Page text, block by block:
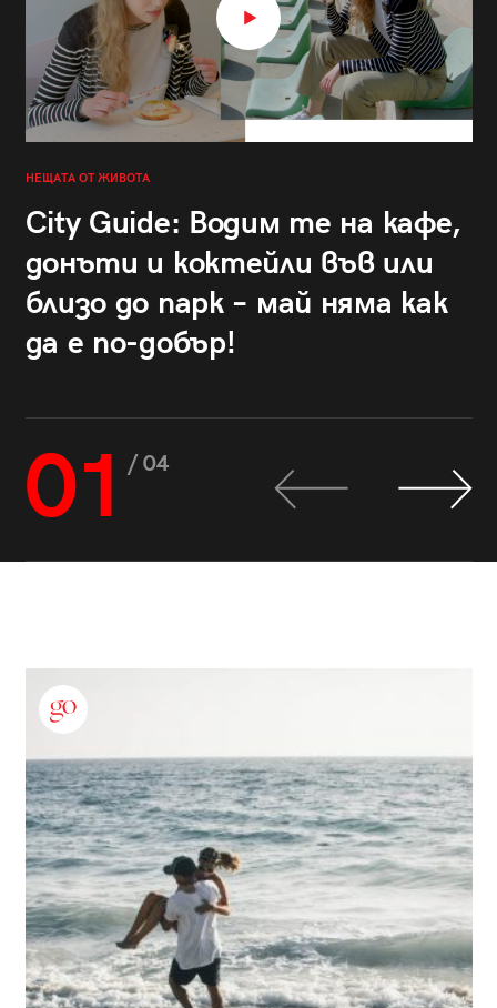
НЕЩАТА ОТ ЖИВОТА
City Guide: Водим те на кафе,
донъти и коктейли във или
близо до парк – май няма как
да е по-добър!
01 / 04